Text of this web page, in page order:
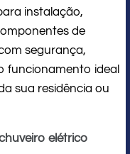
instalação,
de
segurança,
funcionamento ideal
sua residência ou
elétrico